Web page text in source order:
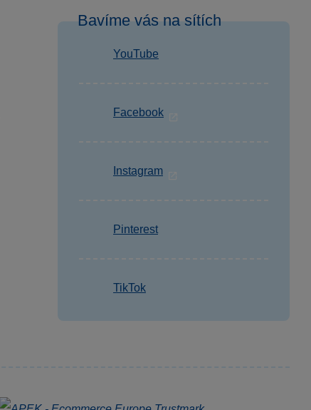
Bavíme vás na sítích
YouTube
Facebook
Instagram
Pinterest
TikTok